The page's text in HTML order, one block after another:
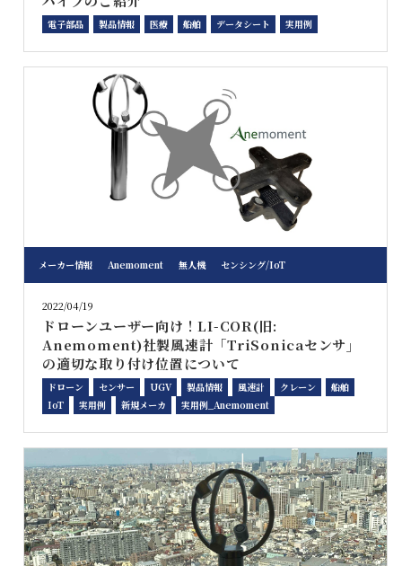
電子部品 製品情報 医療 船舶 データシート 実用例
メーカー情報 Anemoment 無人機 センシング/IoT
2022/04/19
ドローンユーザー向け！LI-COR(旧:
Anemoment)社製風速計「TriSonicaセンサ」
の適切な取り付け位置について
ドローン センサー UGV 製品情報 風速計 クレーン
船舶
IoT
実用例 新規メーカ 実用例_Anemoment